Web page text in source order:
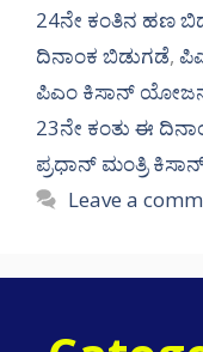
24ನೇ ಕಂತಿನ ಹಣ
ದಿನಾಂಕ ಬಿಡುಗಡೆ,
ಪಿಎಂ ಕಿಸಾನ್
23ನೇ ಕಂತು ಈ
ಪ್ರಧಾನ್ ಮಂತ್ರಿ
Leave a